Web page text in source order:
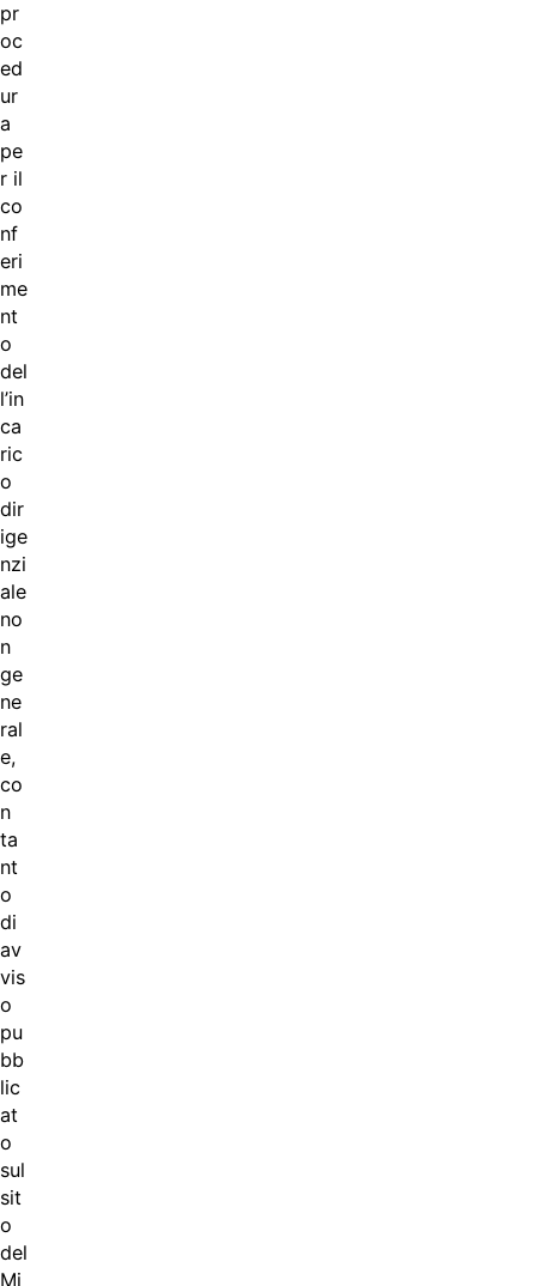
pr
oc
ed
ur
a
pe
r il
co
nf
eri
me
nt
o
del
l’in
ca
ric
o
dir
ige
nzi
ale
no
n
ge
ne
ral
e,
co
n
ta
nt
o
di
av
vis
o
pu
bb
lic
at
o
sul
sit
o
del
Mi